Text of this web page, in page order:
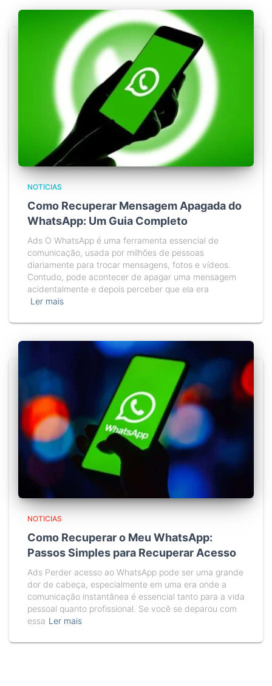
NOTICIAS
Como Recuperar Mensagem Apagada do
WhatsApp: Um Guia Completo
Ads O WhatsApp é uma ferramenta essencial de
comunicação, usada por milhões de pessoas
diariamente para trocar mensagens, fotos e vídeos.
Contudo, pode acontecer de apagar uma mensagem
acidentalmente e depois perceber que ela era
Ler mais
NOTICIAS
Como Recuperar o Meu WhatsApp:
Passos Simples para Recuperar Acesso
Ads Perder acesso ao WhatsApp pode ser uma grande
dor de cabeça, especialmente em uma era onde a
comunicação instantânea é essencial tanto para a vida
pessoal quanto profissional. Se você se deparou com
essa Ler mais